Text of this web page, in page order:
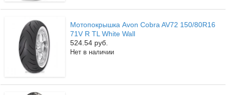
Мотопокрышка Avon Cobra AV72 150/80R16
71V R TL White Wall
524.54 руб.
Нет в наличии